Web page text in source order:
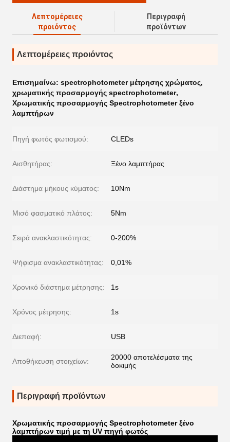
Λεπτομέρειες
προιόντος
Περιγραφή
προϊόντων
Λεπτομέρειες προιόντος
Επισημαίνω: spectrophotometer μέτρησης χρώματος,
χρωματικής προσαρμογής spectrophotometer,
Χρωματικής προσαρμογής Spectrophotometer ξένο
λαμπτήρων
Πηγή φωτός φωτισμού: CLEDs
Αισθητήρας: Ξένο λαμπτήρας
Διάστημα μήκους κύματος: 10Nm
Μισό φασματικό πλάτος: 5Nm
Σειρά ανακλαστικότητας: 0-200%
Ψήφισμα ανακλαστικότητας: 0,01%
Χρονικό διάστημα μέτρησης: 1s
Χρόνος μέτρησης: 1s
Διεπαφή: USB
Αποθήκευση στοιχείων:
20000 αποτελέσματα της
δοκιμής
Περιγραφή προϊόντων
Χρωματικής προσαρμογής Spectrophotometer ξένο
λαμπτήρων τιμή με τη UV πηγή φωτός